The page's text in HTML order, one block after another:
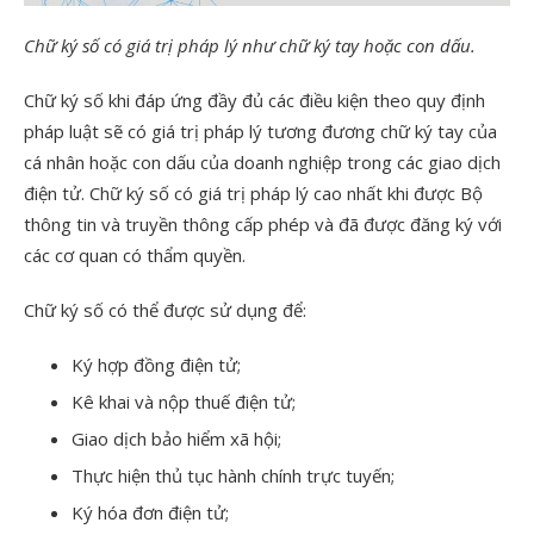
Chữ ký số có giá trị pháp lý như chữ ký tay hoặc con dấu.
Chữ ký số khi đáp ứng đầy đủ các điều kiện theo quy định
pháp luật sẽ có giá trị pháp lý tương đương chữ ký tay của
cá nhân hoặc con dấu của doanh nghiệp trong các giao dịch
điện tử. Chữ ký số có giá trị pháp lý cao nhất khi được Bộ
thông tin và truyền thông cấp phép và đã được đăng ký với
các cơ quan có thẩm quyền.
Chữ ký số có thể được sử dụng để:
Ký hợp đồng điện tử;
Kê khai và nộp thuế điện tử;
Giao dịch bảo hiểm xã hội;
Thực hiện thủ tục hành chính trực tuyến;
Ký hóa đơn điện tử;